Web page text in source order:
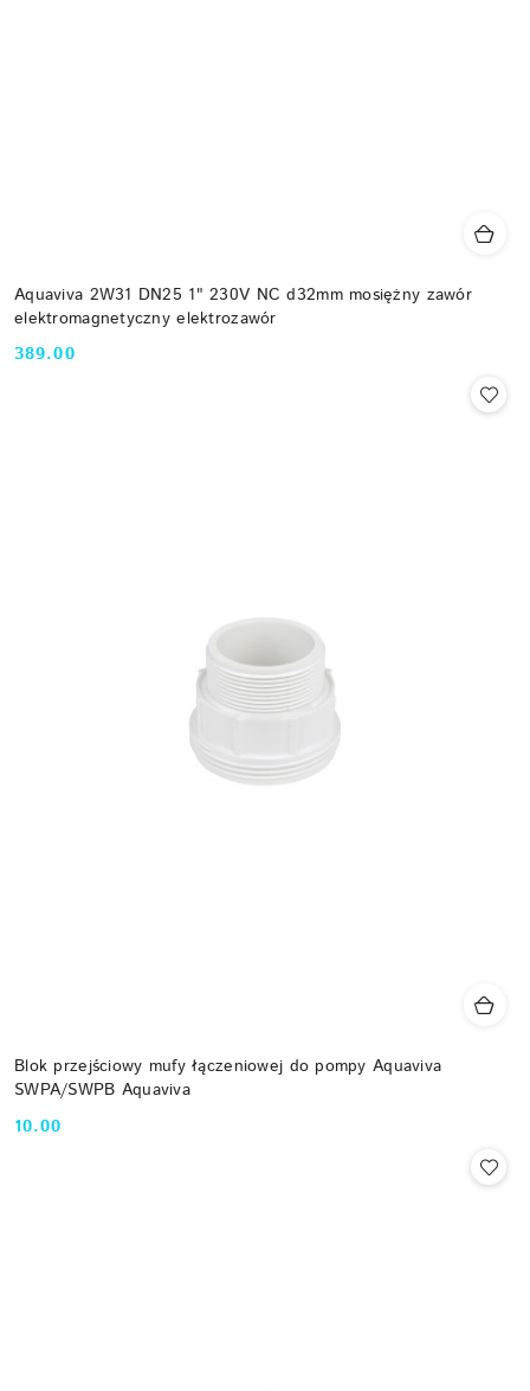
Aquaviva 2W31 DN25 1" 230V NC d32mm mosiężny zawór
elektromagnetyczny elektrozawór
Cena:
389.00
Blok przejściowy mufy łączeniowej do pompy Aquaviva
SWPA/SWPB Aquaviva
Cena:
10.00